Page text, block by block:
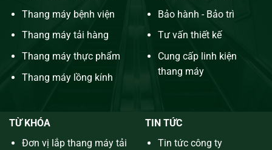
Thang máy bệnh viện
Thang máy tải hàng
Thang máy thực phẩm
Thang máy lồng kính
Bảo hành - Bảo trì
Tư vấn thiết kế
Cung cấp linh kiện
thang máy
TỪ KHÓA
Đơn vị lắp thang máy tải
TIN TỨC
Tin tức công ty